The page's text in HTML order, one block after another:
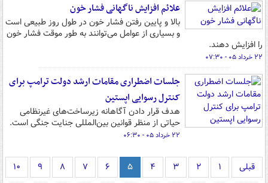
علائم افزایش ناگهانی فشار خون
بالا و پایین رفتن فشار خون در طول روز طبیعی است
و بسیاری از عوامل می‌توانند به طور موقت فشار خون
را افزایش دهند.
۲۲ خرداد ۰۵ - ۰۷:۳۰
جلسات اضطراری مقامات ارشد دولت ترامپ برای
کنترل رسوایی اپستین
هدف قرار دادن آگاهانه زیرساخت‌های غیرنظامی
حیاتی از منظر قوانین بین‌المللی جنایت جنگی است.
۲۲ خرداد ۰۵ - ۰۶:۳۰
قبلی ۱ ۲ ۳ ۴ ۵ ۶ ۷ ۸ ۹ ۱۰